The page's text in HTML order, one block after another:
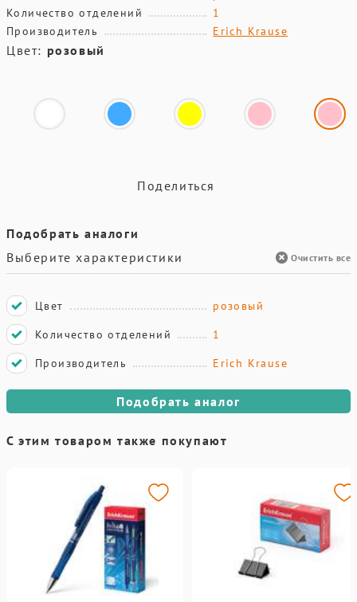
Количество отделений
1
Производитель
Erich Krause
Цвет: розовый
Поделиться
Подобрать аналоги
Выберите характеристики
Очистить все
Цвет
розовый
Количество отделений
1
Производитель
Erich Krause
Подобрать аналог
С этим товаром также покупают